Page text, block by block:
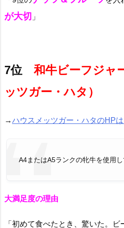
が大切 」
7位 和牛ビーフジャ
ッツガー・ハタ）
→ハウスメッツガー・ハタのHP
A4またはA5ランクの牝牛を使用し
大満足度の理由
「初めて食べたとき、驚いた。ビ